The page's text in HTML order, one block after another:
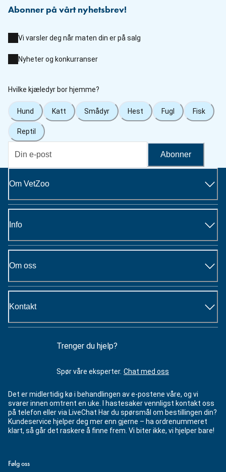
Abonner på vårt nyhetsbrev!
Vi varsler deg når maten din er på salg
Nyheter og konkurranser
Hvilke kjæledyr bor hjemme?
Hund Katt Smådyr Hest Fugl Fisk
Reptil
Abonner
Om VetZoo
Info
Om oss
Kontakt
Trenger du hjelp?
Spør våre eksperter. Chat med oss
Det er midlertidig kø i behandlingen av e-postene våre, og vi
svarer innen omtrent en uke. I hastesaker vennligst kontakt oss
på telefon eller via LiveChat Har du spørsmål om bestillingen din?
Kundeservice hjelper deg mer enn gjerne – ha ordrenummeret
klart, så går det raskere å finne frem. Vi biter ikke, vi hjelper bare!
Følg oss